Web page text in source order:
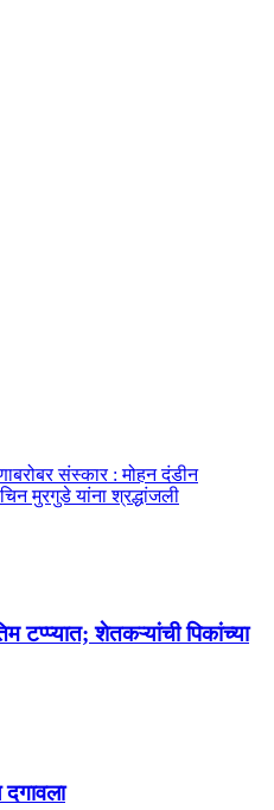
संस्कार : मोहन दंडीन
मुरगुडे यांना श्रद्धांजली
टप्प्यात; शेतकऱ्यांची पिकांच्या